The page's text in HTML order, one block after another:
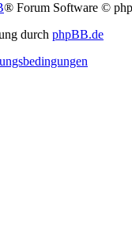
® Forum Software ©
durch phpBB.de